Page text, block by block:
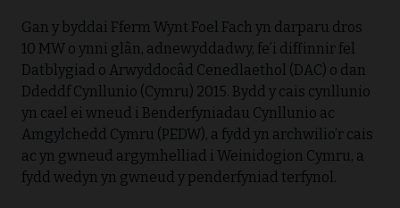
Gan y byddai Fferm Wynt Foel Fach yn darparu dros
10 MW o ynni glân, adnewyddadwy, fe’i diffinnir fel
Datblygiad o Arwyddocâd Cenedlaethol (DAC) o dan
Ddeddf Cynllunio (Cymru) 2015. Bydd y cais cynllunio
yn cael ei wneud i Benderfyniadau Cynllunio ac
Amgylchedd Cymru (PEDW), a fydd yn archwilio’r cais
ac yn gwneud argymhelliad i Weinidogion Cymru, a
fydd wedyn yn gwneud y penderfyniad terfynol.